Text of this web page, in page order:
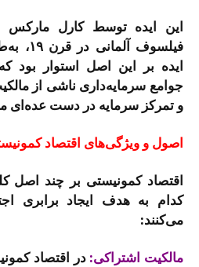
این ایده توسط کارل مارکس
فیلسوف
ایده بر این اصل استوار بود
جوامع سرمایه‌داری ناشی از
و تمرکز سرمایه در دست عده‌ای
اصول و ویژگی‌های اقتصاد
اقتصاد کمونیستی بر چند اصل
کدام به هدف ایجاد برابری
می‌کنند:
مالکیت اشتراکی: در اقتصاد